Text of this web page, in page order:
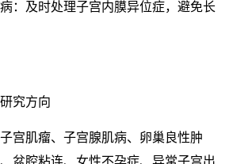
及时处理子宫内膜异位症，避免长
究方向
肌瘤、子宫腺肌病、卵巢良性肿